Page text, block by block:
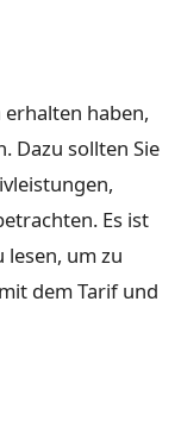
haben,
Dazu sollten Sie
Es ist
um zu
dem Tarif und